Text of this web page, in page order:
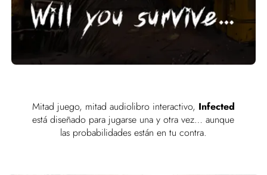
Mitad juego, mitad audiolibro interactivo, Infected
está diseñado para jugarse una y otra vez… aunque
las probabilidades están en tu contra.